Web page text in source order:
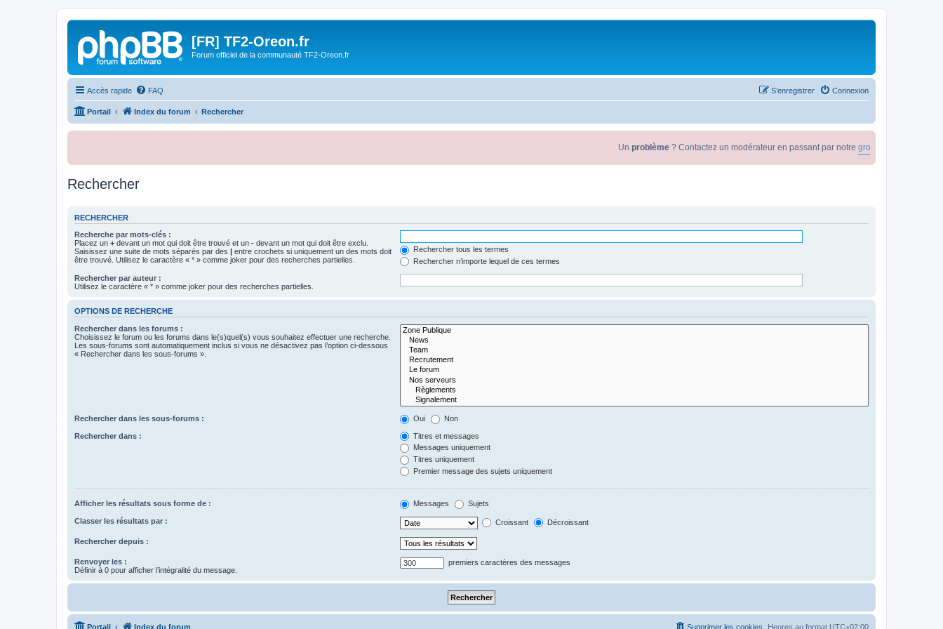
[FR] TF2-Oreon.fr
Forum officiel de la communauté TF2-Oreon.fr
Accès rapide FAQ Connexion
S’enregistrer
Portail Index du forum Rechercher
Unproblème? Contactez un modérateur en passant par notregroupe steam
Rechercher
RECHERCHER
Recherche par mots-clés :
Placez un + devant un mot qui doit être trouvé et un - devant un mot qui doit être exclu.
Saisissez une suite de mots séparés par des | entre crochets si uniquement un des mots doit
être trouvé. Utilisez le caractère « * » comme joker pour des recherches partielles.
Rechercher tous les termes
Rechercher n’importe lequel de ces termes
Rechercher par auteur :
Utilisez le caractère « * » comme joker pour des recherches partielles.
OPTIONS DE RECHERCHE
Rechercher dans les forums :
Choisissez le forum ou les forums dans le(s)quel(s) vous souhaitez effectuer une recherche.
Les sous-forums sont automatiquement inclus si vous ne désactivez pas l’option ci-dessous
« Rechercher dans les sous-forums ».
Rechercher dans les sous-forums : Oui Non
Rechercher dans :
Titres et messages
Messages uniquement
Titres uniquement
Premier message des sujets uniquement
Afficher les résultats sous forme de : Messages Sujets
Classer les résultats par : Croissant Décroissant
Rechercher depuis :
Renvoyer les :
Définir à 0 pour afficher l’intégralité du message.
premiers caractères des messages
Portail Index du forum Heures au format UTC+02:00
Supprimer les cookies